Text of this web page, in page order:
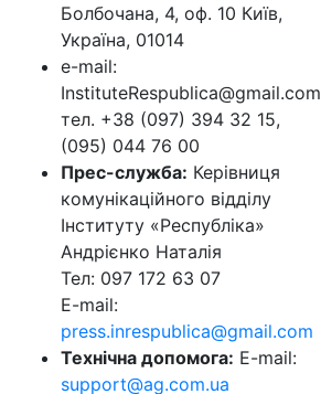
Болбочана, 4, оф. 10 Київ,
Україна, 01014
e-mail:
InstituteRespublica@gmail.com
тел. +38 (097) 394 32 15,
(095) 044 76 00
Прес-служба: Керівниця
комунікаційного відділу
Інституту «Республіка»
Андрієнко Наталія
Тел: 097 172 63 07
E-mail:
press.inrespublica@gmail.com
Технічна допомога: E-mail:
support@ag.com.ua